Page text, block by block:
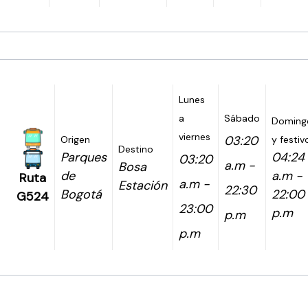
Ruta
G524
Origen
Parques
de
Bogotá
Destino
Bosa
Estación
Lunes
a
viernes
03:20
a.m -
23:00
p.m
Sábado
03:20
a.m -
22:30
p.m
y
04:24
a.m -
22:00
p.m